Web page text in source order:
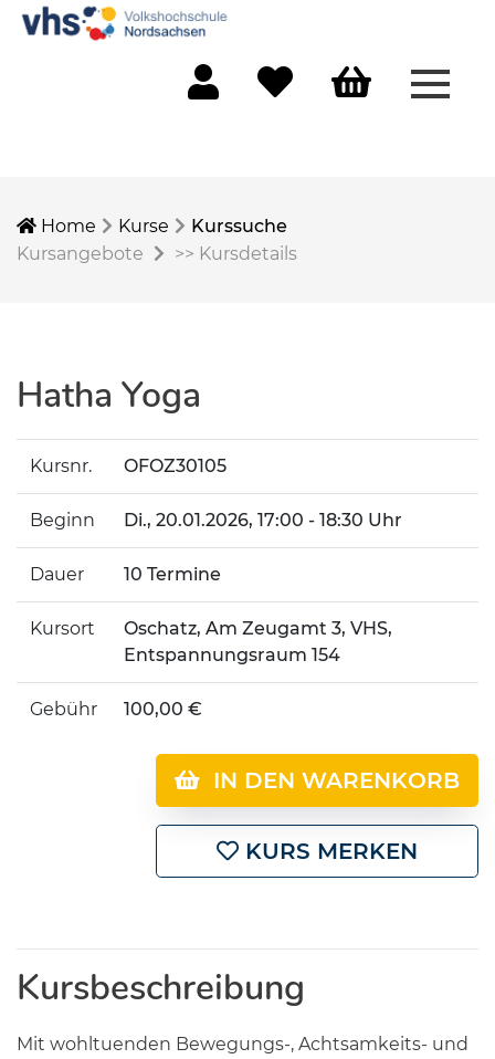
Home Kurse
Kurssuche
Kursangebote
>> Kursdetails
Hatha Yoga
Kursnr. OFOZ30105
Beginn Di., 20.01.2026, 17:00 - 18:30 Uhr
Dauer 10 Termine
Kursort
Oschatz, Am Zeugamt 3, VHS,
Entspannungsraum 154
Gebühr 100,00 €
IN DEN WARENKORB
KURS MERKEN
Kursbeschreibung
Mit wohltuenden Bewegungs-, Achtsamkeits- und